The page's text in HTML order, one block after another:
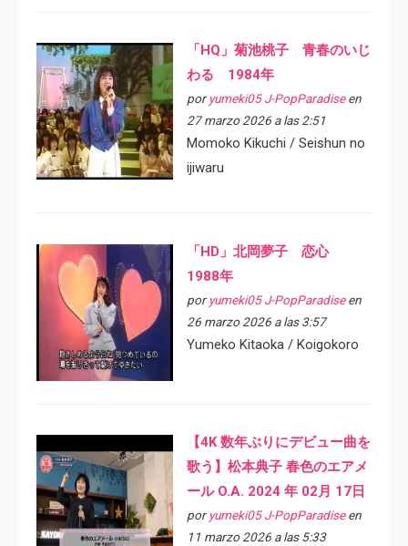
「HQ」菊池桃子 青春のいじ
わる 1984年
por yumeki05 J-PopParadiseen
27 marzo 2026 a las 2:51
Momoko Kikuchi / Seishun no
ijiwaru
「HD」北岡夢子 恋心
1988年
por yumeki05 J-PopParadiseen
26 marzo 2026 a las 3:57
Yumeko Kitaoka / Koigokoro
【4K 数年ぶりにデビュー曲を
歌う】松本典子 春色のエアメ
ール O.A. 2024 年 02月 17日
por yumeki05 J-PopParadiseen
11 marzo 2026 a las 5:33